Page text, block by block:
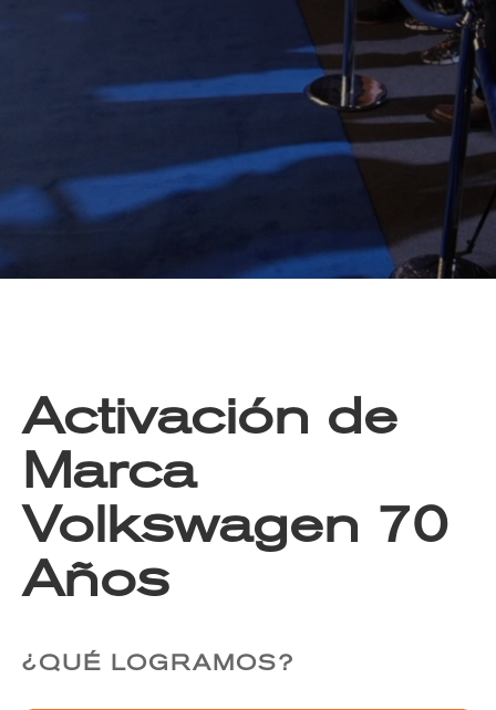
Activación de
Marca
Volkswagen 70
Años
¿QUÉ LOGRAMOS?